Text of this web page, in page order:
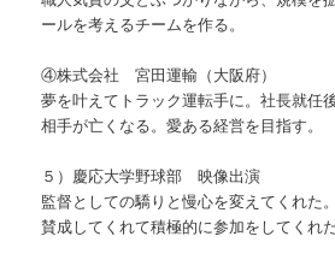
ールを考えるチームを作る。
④株式会社 宮田運輸（大阪府）
夢を叶えてトラック運転手に。社長就任
相手が亡くなる。愛ある経営を目指す。
５）慶応大学野球部 映像出演
監督としての驕りと慢心を変えてくれた
賛成してくれて積極的に参加をしてくれた